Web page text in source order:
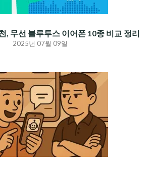
, 무선 블루투스 이어폰 10종 비교 정리
2025년 07월 09일